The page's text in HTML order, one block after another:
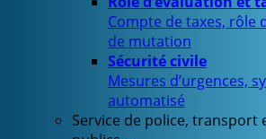
Compte de taxes, rôle
de mutation
Sécurité civile
Mesures d’urgences,
automatisé
Service de police, transport